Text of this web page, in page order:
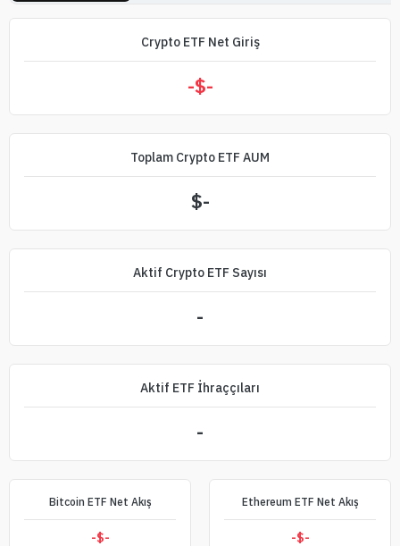
Crypto ETF Net Giriş
-$-
Toplam Crypto ETF AUM
$-
Aktif Crypto ETF Sayısı
-
Aktif ETF İhraççıları
-
Bitcoin ETF Net Akış
-$-
Ethereum ETF Net Akış
-$-